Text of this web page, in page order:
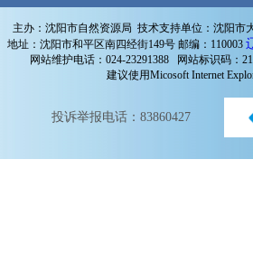
主办：沈阳市自然资源局 技术支持单位：沈阳市
地址：沈阳市和平区南四经街149号 邮编：110003
网站维护电话：024-23291388 网站标识码：
建议使用Micosoft Internet
投诉举报电话：83860427